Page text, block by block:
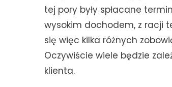
tej pory były spłacane
wysokim dochodem, z racji
się więc kilka różnych
Oczywiście wiele będzie
klienta.